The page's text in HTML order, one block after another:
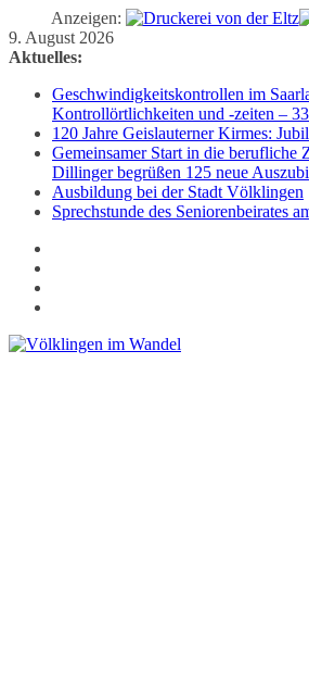
Anzeigen:
Zum
Inhalt
9. August 2026
Aktuelles:
Geschwindigkeitskontrollen im
Kontrollörtlichkeiten und -zeiten –
120 Jahre Geislauterner Kirmes:
Gemeinsamer Start in die berufliche
Dillinger begrüßen 125 neue
Ausbildung bei der Stadt Völklingen
Sprechstunde des Seniorenbeirates